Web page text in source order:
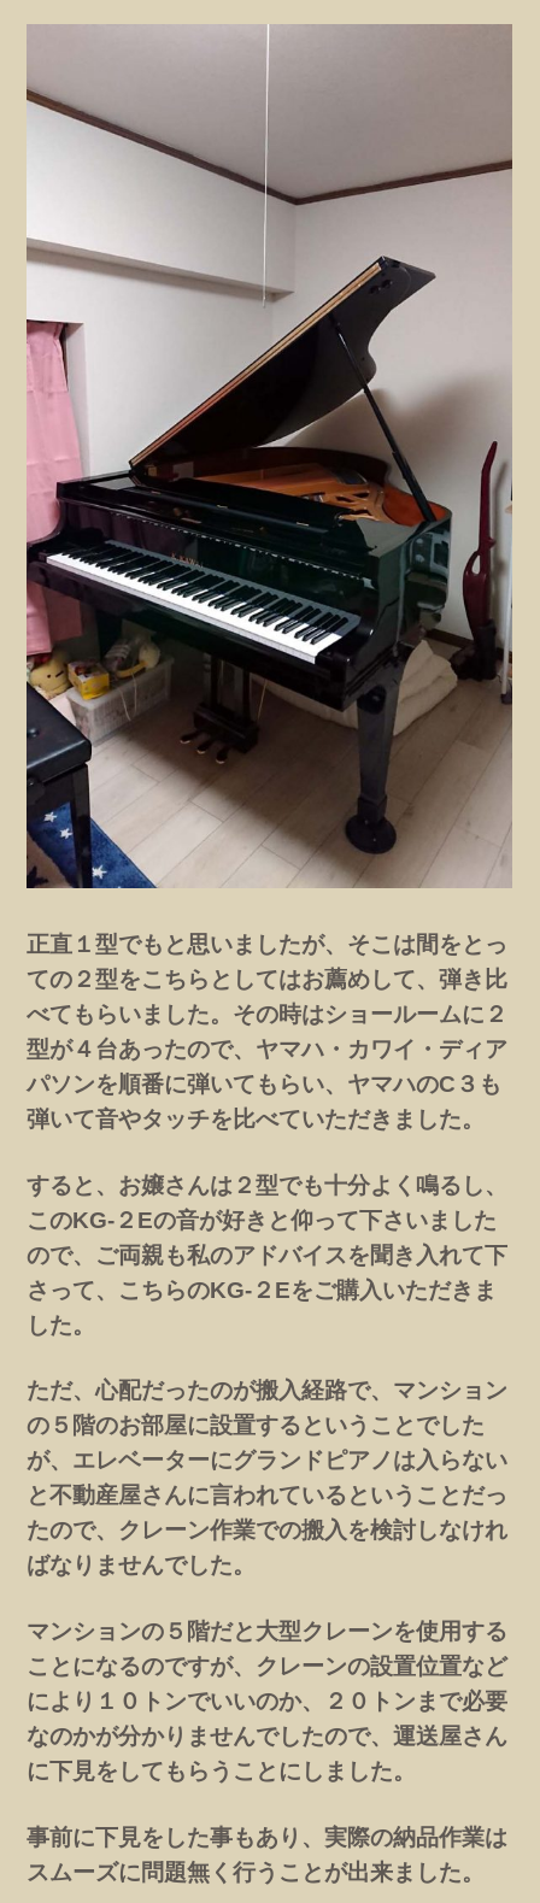
正直１型でもと思いましたが、そこは間をとっ
ての２型をこちらとしてはお薦めして、弾き比
べてもらいました。その時はショールームに２
型が４台あったので、ヤマハ・カワイ・ディア
パソンを順番に弾いてもらい、ヤマハのC３も
弾いて音やタッチを比べていただきました。
すると、お嬢さんは２型でも十分よく鳴るし、
このKG-２Eの音が好きと仰って下さいました
ので、ご両親も私のアドバイスを聞き入れて下
さって、こちらのKG-２Eをご購入いただきま
した。
ただ、心配だったのが搬入経路で、マンション
の５階のお部屋に設置するということでした
が、エレベーターにグランドピアノは入らない
と不動産屋さんに言われているということだっ
たので、クレーン作業での搬入を検討しなけれ
ばなりませんでした。
マンションの５階だと大型クレーンを使用する
ことになるのですが、クレーンの設置位置など
により１０トンでいいのか、２０トンまで必要
なのかが分かりませんでしたので、運送屋さん
に下見をしてもらうことにしました。
事前に下見をした事もあり、実際の納品作業は
スムーズに問題無く行うことが出来ました。